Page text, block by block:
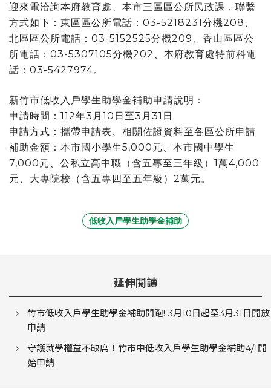
迎來電洽詢本府教育處、本市三區區公所民政課，聯繫
方式如下：東區區公所電話：03-5218231分機208、
北區區公所電話：03-5152525分機209、香山區區公
所電話：03-5307105分機202、本府教育處特前科電
話：03-5427974。
新竹市低收入戶學生助學金補助申請說明：
申請時間：112年3月10日至3月31日
申請方式：攜帶申請表、相關佐證資料至各區公所申請
補助金額：本市國小學生5,000元、本市國中學生
7,000元、公私立高中職（含五專至三年級）1萬4,000
元、大專院校（含五專四至五年級）2萬元。
低收入戶學生助學金補助
延伸閱讀
竹市低收入戶學生助學金補助開跑! 3月10日起至3月31日開放
申請
守護就學權益不缺席！竹市中低收入戶學生助學金補助4/1開
始申請